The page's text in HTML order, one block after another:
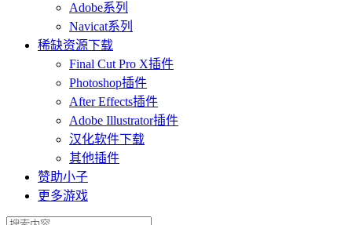
Adobe系列
Navicat系列
稀缺资源下载
Final Cut Pro X插件
Photoshop插件
After Effects插件
Adobe Illustrator插件
汉化软件下载
其他插件
赞助小子
更多游戏